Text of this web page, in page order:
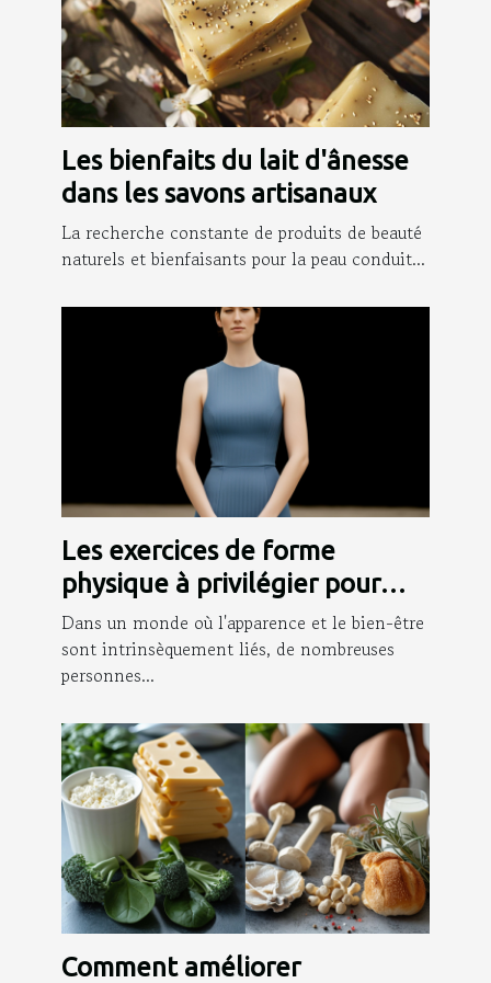
Les bienfaits du lait d'ânesse
dans les savons artisanaux
La recherche constante de produits de beauté
naturels et bienfaisants pour la peau conduit...
Les exercices de forme
physique à privilégier pour
renforcer l'action de votre
gaine amincissante
Dans un monde où l'apparence et le bien-être
sont intrinsèquement liés, de nombreuses
personnes...
Comment améliorer